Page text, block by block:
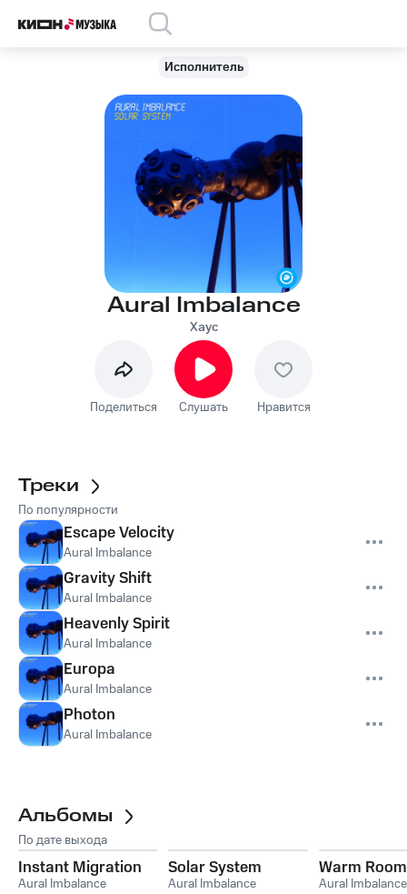
Исполнитель
Aural Imbalance
Хаус
Поделиться Слушать Нравится
Треки
По популярности
Escape Velocity
Aural Imbalance
Gravity Shift
Aural Imbalance
Heavenly Spirit
Aural Imbalance
Europa
Aural Imbalance
Photon
Aural Imbalance
Альбомы
По дате выхода
Instant Migration
Aural Imbalance
Solar System
Aural Imbalance
Warm Room
Aural Imbalance